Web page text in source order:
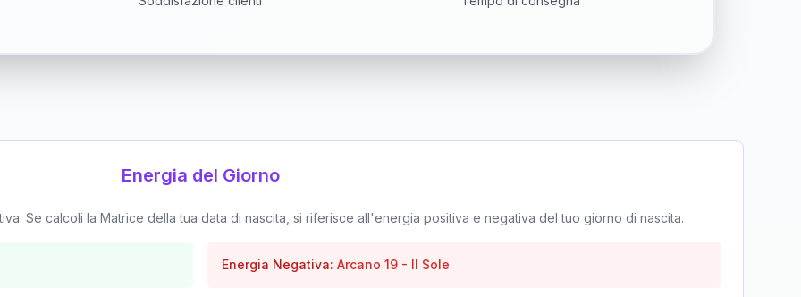
Energia del Giorno
Se calcoli la Matrice della tua data di nascita, si riferisce all'energia positiva e negativa del tuo giorno di nascita.
Energia Negativa: Arcano 19 - Il Sole